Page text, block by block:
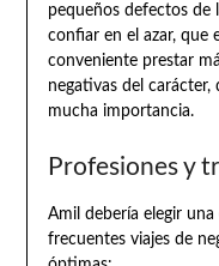
pequeños defectos de
confiar en el azar, que
conveniente prestar
negativas del
mucha importancia.
Profesiones y
Amil debería elegir
frecuentes viajes de